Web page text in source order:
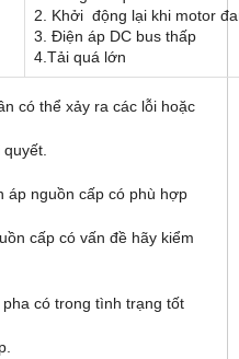
2. Khởi động lại khi motor
3. Điện áp DC bus thấp
4.Tải quá lớn
có thể xảy ra các lỗi hoặc
áp nguồn cấp có phù hợp
cấp có vấn đề hãy kiểm
có trong tình trạng tốt